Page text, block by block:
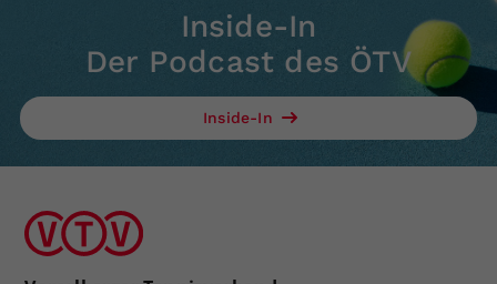
Inside-In
Der Podcast des ÖTV
Inside-In